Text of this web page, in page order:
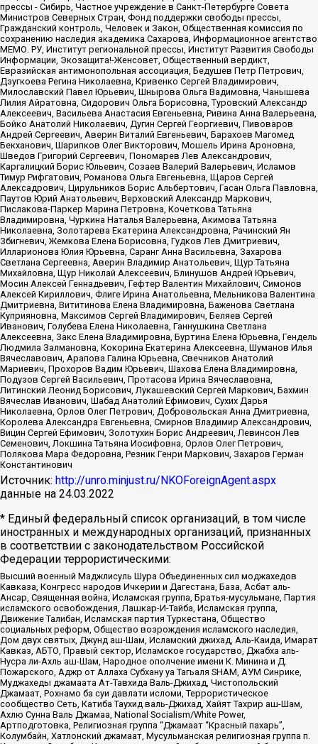
прессы - Сибирь, Частное учреждение в Санкт-Петербурге Совета
Министров Северных Стран, Фонд поддержки свободы прессы,
Гражданский контроль, Человек и Закон, Общественная комиссия по
сохранению наследия академика Сахарова, Информационное агентство
МЕМО. РУ, Институт региональной прессы, Институт Развития Свободы
Информации, Экозащита!-Женсовет, Общественный вердикт,
Евразийская антимонопольная ассоциация, Бедушев Петр Петрович,
Дзугкоева Регина Николаевна, Кривенко Сергей Владимирович,
Милославский Павел Юрьевич, Шнырова Ольга Вадимовна, Чанышева
Лилия Айратовна, Сидорович Ольга Борисовна, Туровский Александр
Алексеевич, Васильева Анастасия Евгеньевна, Ривина Анна Валерьевна,
Бойко Анатолий Николаевич, Дугин Сергей Георгиевич, Пивоваров
Андрей Сергеевич, Аверин Виталий Евгеньевич, Барахоев Магомед
Бекханович, Шарипков Олег Викторович, Мошель Ирина Ароновна,
Шведов Григорий Сергеевич, Пономарев Лев Александрович,
Каргалицкий Борис Юльевич, Созаев Валерий Валерьевич, Исламов
Тимур Рифгатович, Романова Ольга Евгеньевна, Щаров Сергей
Алексадрович, Цирульников Борис Альбертович, Гасан Ольга Павловна,
Паутов Юрий Анатольевич, Верховский Александр Маркович,
Пислакова-Паркер Марина Петровна, Кочеткова Татьяна
Владимировна, Чуркина Наталья Валерьевна, Акимова Татьяна
Николаевна, Золотарева Екатерина Александровна, Рачинский Ян
Збигневич, Жемкова Елена Борисовна, Гудков Лев Дмитриевич,
Илларионова Юлия Юрьевна, Саранг Анна Васильевна, Захарова
Светлана Сергеевна, Аверин Владимир Анатольевич, Щур Татьяна
Михайловна, Щур Николай Алексеевич, Блинушов Андрей Юрьевич,
Мосин Алексей Геннадьевич, Гефтер Валентин Михайлович, Симонов
Алексей Кириллович, Флиге Ирина Анатольевна, Мельникова Валентина
Дмитриевна, Вититинова Елена Владимировна, Баженова Светлана
Куприяновна, Максимов Сергей Владимирович, Беляев Сергей
Иванович, Голубева Елена Николаевна, Ганнушкина Светлана
Алексеевна, Закс Елена Владимировна, Буртина Елена Юрьевна, Гендель
Людмила Залмановна, Кокорина Екатерина Алексеевна, Шуманов Илья
Вячеславович, Арапова Галина Юрьевна, Свечников Анатолий
Мариевич, Прохоров Вадим Юрьевич, Шахова Елена Владимировна,
Подузов Сергей Васильевич, Протасова Ирина Вячеславовна,
Литинский Леонид Борисович, Лукашевский Сергей Маркович, Бахмин
Вячеслав Иванович, Шабад Анатолий Ефимович, Сухих Дарья
Николаевна, Орлов Олег Петрович, Добровольская Анна Дмитриевна,
Королева Александра Евгеньевна, Смирнов Владимир Александрович,
Вицин Сергей Ефимович, Золотухин Борис Андреевич, Левинсон Лев
Семенович, Локшина Татьяна Иосифовна, Орлов Олег Петрович,
Полякова Мара Федоровна, Резник Генри Маркович, Захаров Герман
Константинович
Источник: http://unro.minjust.ru/NKOForeignAgent.aspx
данные на 24.03.2022
* Единый федеральный список организаций, в том числе
иностранных и международных организаций, признанных
в соответствии с законодательством Российской
Федерации террористическими:
Высший военный Маджлисуль Шура Объединенных сил моджахедов
Кавказа, Конгресс народов Ичкерии и Дагестана, База, Асбат аль-
Ансар, Священная война, Исламская группа, Братья-мусульмане, Партия
исламского освобождения, Лашкар-И-Тайба, Исламская группа,
Движение Талибан, Исламская партия Туркестана, Общество
социальных реформ, Общество возрождения исламского наследия,
Дом двух святых, Джунд аш-Шам, Исламский джихад, Аль-Каида, Имарат
Кавказ, АБТО, Правый сектор, Исламское государство, Джабха аль-
Нусра ли-Ахль аш-Шам, Народное ополчение имени К. Минина и Д.
Пожарского, Аджр от Аллаха Субхану уа Тагьаля SHAM, АУМ Синрике,
Муджахеды джамаата Ат-Тавхида Валь-Джихад, Чистопольский
Джамаат, Рохнамо ба суи давлати исломи, Террористическое
сообщество Сеть, Катиба Таухид валь-Джихад, Хайят Тахрир аш-Шам,
Ахлю Сунна Валь Джамаа, National Socialism/White Power,
Артподготовка, Религиозная группа “Джамаат “Красный пахарь”,
Колумбайн, Хатлонский джамаат, Мусульманская религиозная группа п.